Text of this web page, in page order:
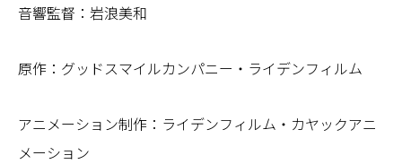
音響監督：岩浪美和
原作：グッドスマイルカンパニー・ライデンフィルム
アニメーション制作：ライデンフィルム・カヤックアニ
メーション